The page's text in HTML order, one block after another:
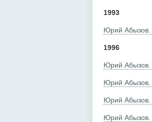
1993
Юрий Абызов.
1996
Юрий Абызов.
Юрий Абызов.
Юрий Абызов.
Юрий Абызов.